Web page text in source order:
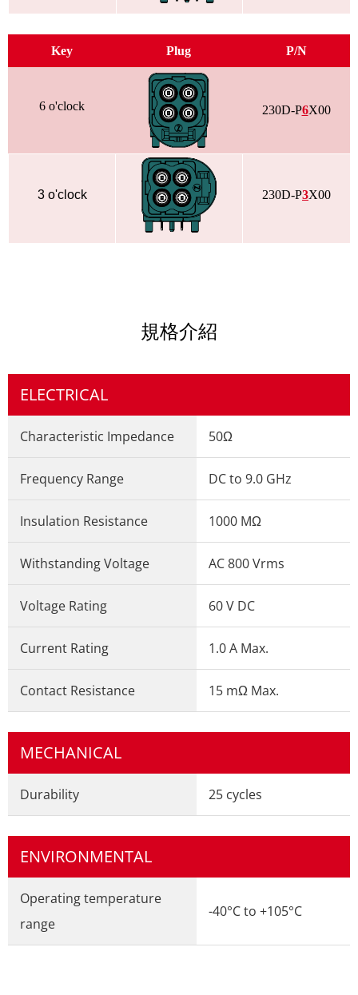
Key Plug P/N
6 o'clock 230D-P6X00
3 o'clock 230D-P3X00
規格介紹
ELECTRICAL
Characteristic Impedance 50Ω
Frequency Range DC to 9.0 GHz
Insulation Resistance 1000 MΩ
Withstanding Voltage AC 800 Vrms
Voltage Rating 60 V DC
Current Rating 1.0 A Max.
Contact Resistance 15 mΩ Max.
MECHANICAL
Durability 25 cycles
ENVIRONMENTAL
Operating temperature
range
-40°C to +105°C